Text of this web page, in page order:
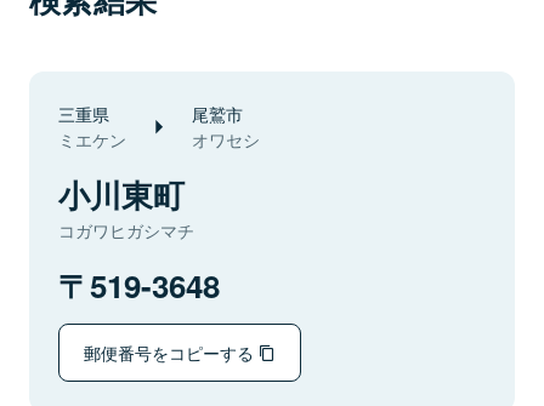
三重県
ミエケン
尾鷲市
オワセシ
小川東町
コガワヒガシマチ
519-3648
郵便番号をコピーする